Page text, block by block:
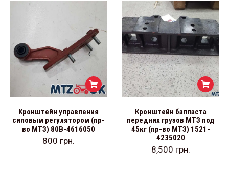
Кронштейн управления
силовым регулятором (пр-
во МТЗ) 80В-4616050
800 грн.
Кронштейн балласта
передних грузов МТЗ под
45кг (пр-во МТЗ) 1521-
4235020
8,500 грн.